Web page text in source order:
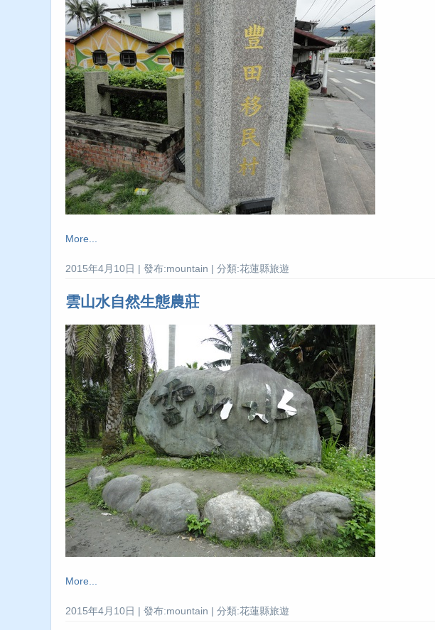
More...
2015年4月10日 | 發布:mountain | 分類:花蓮縣旅遊
雲山水自然生態農莊
More...
2015年4月10日 | 發布:mountain | 分類:花蓮縣旅遊